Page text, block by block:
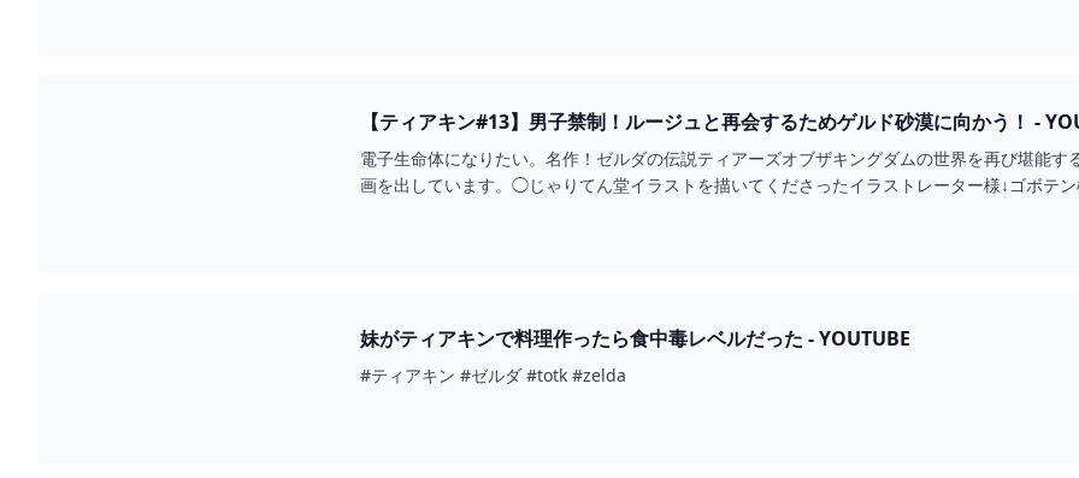
【ティアキン#13】男子禁制！ルージュと再会するためゲルド砂漠に向かう！ -
電子生命体になりたい。名作！ゼルダの伝説ティアーズオブザキングダムの世界を再び堪能
画を出しています。◯じゃりてん堂イラストを描いてくださったイラストレーター様↓ゴボテ
妹がティアキンで料理作ったら食中毒レベルだった - YOUTUBE
#ティアキン #ゼルダ #totk #zelda